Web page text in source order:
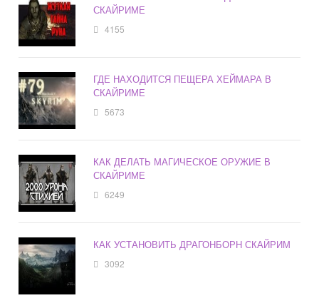
СКАЙРИМЕ
4155
ГДЕ НАХОДИТСЯ ПЕЩЕРА ХЕЙМАРА В
СКАЙРИМЕ
5673
КАК ДЕЛАТЬ МАГИЧЕСКОЕ ОРУЖИЕ В
СКАЙРИМЕ
6249
КАК УСТАНОВИТЬ ДРАГОНБОРН СКАЙРИМ
3092